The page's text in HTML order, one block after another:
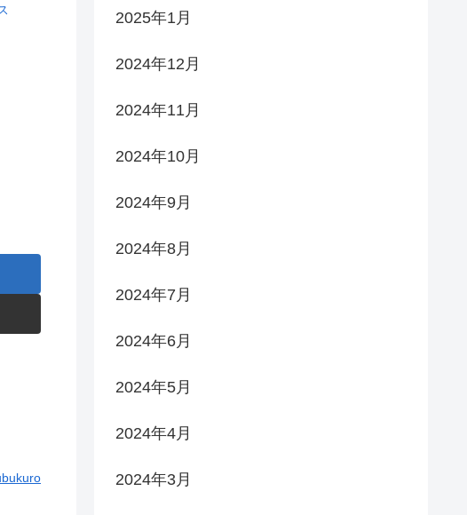
2025年1月
2024年12月
2024年11月
2024年10月
2024年9月
2024年8月
2024年7月
2024年6月
2024年5月
2024年4月
2024年3月